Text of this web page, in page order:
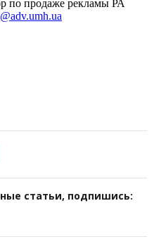
статьи, подпишись: